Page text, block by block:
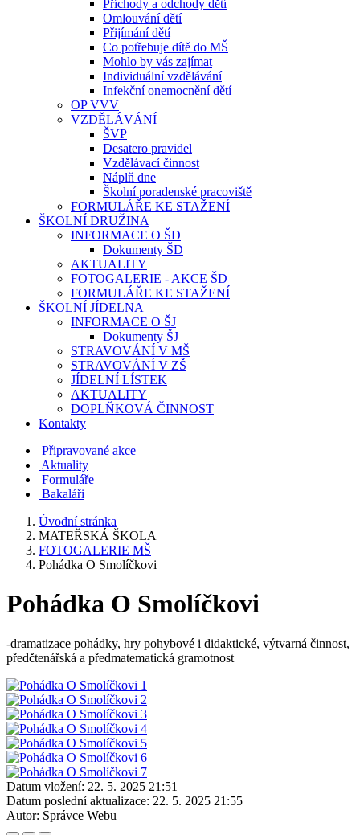
Příchody a odchody dětí
Omlouvání dětí
Přijímání dětí
Co potřebuje dítě do MŠ
Mohlo by vás zajímat
Individuální vzdělávání
Infekční onemocnění dětí
OP VVV
VZDĚLÁVÁNÍ
ŠVP
Desatero pravidel
Vzdělávací činnost
Náplň dne
Školní poradenské pracoviště
FORMULÁŘE KE STAŽENÍ
ŠKOLNÍ DRUŽINA
INFORMACE O ŠD
Dokumenty ŠD
AKTUALITY
FOTOGALERIE - AKCE ŠD
FORMULÁŘE KE STAŽENÍ
ŠKOLNÍ JÍDELNA
INFORMACE O ŠJ
Dokumenty ŠJ
STRAVOVÁNÍ V MŠ
STRAVOVÁNÍ V ZŠ
JÍDELNÍ LÍSTEK
AKTUALITY
DOPLŇKOVÁ ČINNOST
Kontakty
Připravované akce
Aktuality
Formuláře
Bakaláři
Úvodní stránka
MATEŘSKÁ ŠKOLA
FOTOGALERIE MŠ
Pohádka O Smolíčkovi
Pohádka O Smolíčkovi
-dramatizace pohádky, hry pohybové i didaktické, výtvarná činnost,
předčtenářská a předmatematická gramotnost
Datum vložení: 22. 5. 2025 21:51
Datum poslední aktualizace: 22. 5. 2025 21:55
Autor: Správce Webu